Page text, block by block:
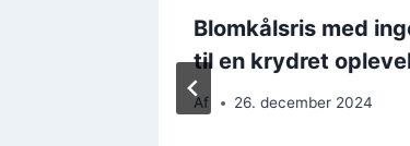
Blomkålsris med
til en krydret
Af 26. december 2024